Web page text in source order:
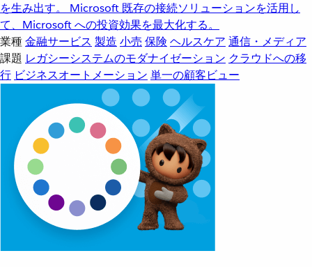
を生み出す。
Microsoft 既存の接続ソリューションを活用し
て、Microsoft への投資効果を最大化する。
業種金融サービス 製造 小売 保険 ヘルスケア 通信・メディア
課題 レガシーシステムのモダナイゼーション クラウドへの移
行 ビジネスオートメーション 単一の顧客ビュー